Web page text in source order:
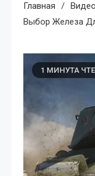
Главная
Выбор Железа
1 МИНУТА